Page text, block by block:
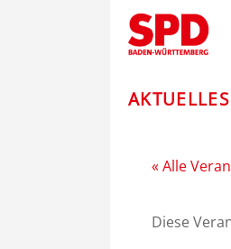
Andreas
AKTUELLES
« Alle
Diese